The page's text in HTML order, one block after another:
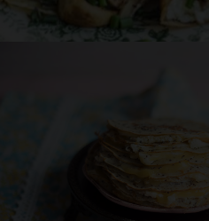
Naleśniki z
i